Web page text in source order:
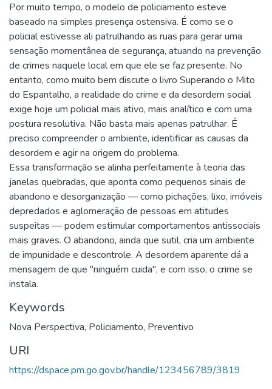
Por muito tempo, o modelo de policiamento esteve
baseado na simples presença ostensiva. É como se o
policial estivesse ali patrulhando as ruas para gerar uma
sensação momentânea de segurança, atuando na prevenção
de crimes naquele local em que ele se faz presente. No
entanto, como muito bem discute o livro Superando o Mito
do Espantalho, a realidade do crime e da desordem social
exige hoje um policial mais ativo, mais analítico e com uma
postura resolutiva. Não basta mais apenas patrulhar. É
preciso compreender o ambiente, identificar as causas da
desordem e agir na origem do problema.
Essa transformação se alinha perfeitamente à teoria das
janelas quebradas, que aponta como pequenos sinais de
abandono e desorganização — como pichações, lixo, imóveis
depredados e aglomeração de pessoas em atitudes
suspeitas — podem estimular comportamentos antissociais
mais graves. O abandono, ainda que sutil, cria um ambiente
de impunidade e descontrole. A desordem aparente dá a
mensagem de que "ninguém cuida", e com isso, o crime se
instala.
Keywords
Nova Perspectiva, Policiamento, Preventivo
URI
https://dspace.pm.go.gov.br/handle/123456789/3819